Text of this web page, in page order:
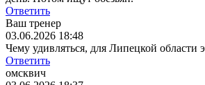
Ответить
Ваш тренер
03.06.2026 18:48
Чему удивляться, для Липецкой области
Ответить
омсквич